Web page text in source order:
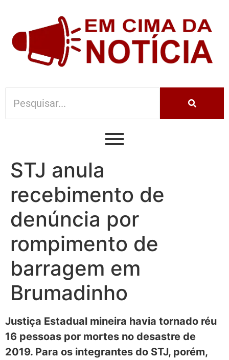
STJ anula
recebimento de
denúncia por
rompimento de
barragem em
Brumadinho
Justiça Estadual mineira havia tornado réu
16 pessoas por mortes no desastre de
2019. Para os integrantes do STJ, porém,